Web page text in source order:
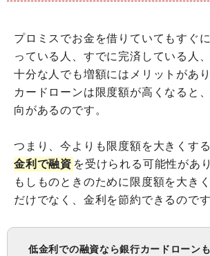
プロミスでお金を借りていてもすぐ
っている人、すでに完済している人
十分な人でも増額にはメリットがあり
カードローンは限度額が高くなると
向があるのです。
つまり、今よりも限度額を大きくす
金利で融資 を受けられる可能性があ
もしものときのために限度額を大き
だけでなく、金利を節約できるのです
低金利での融資なら銀行カードローン